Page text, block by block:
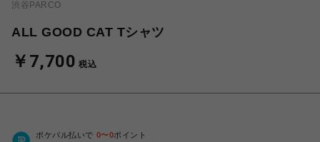
渋谷PARCO
ALL GOOD CAT Tシャツ
￥7,700 税込
ポケパル払いで 0〜0ポイント